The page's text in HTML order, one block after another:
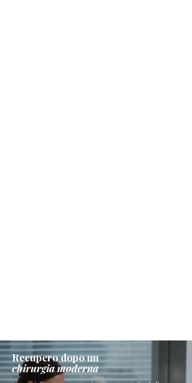
Recupero dopo un
chirurgia moderna